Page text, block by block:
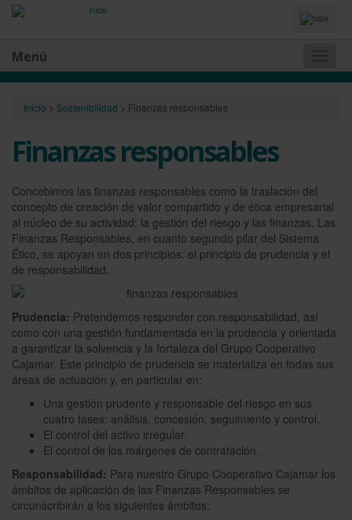
Idiomas
y
Menú
Inicio > Sostenibilidad > Finanzas responsables
Finanzas responsables
Concebimos las finanzas responsables como la traslación del
concepto de creación de valor compartido y de ética empresarial
al núcleo de su actividad: la gestión del riesgo y las finanzas. Las
Finanzas Responsables, en cuanto segundo pilar del Sistema
Ético, se apoyan en dos principios: el principio de prudencia y el
de responsabilidad.
Prudencia: Pretendemos responder con responsabilidad, así
como con una gestión fundamentada en la prudencia y orientada
a garantizar la solvencia y la fortaleza del Grupo Cooperativo
Cajamar. Este principio de prudencia se materializa en todas sus
áreas de actuación y, en particular en:
Una gestión prudente y responsable del riesgo en sus
cuatro fases: análisis, concesión, seguimiento y control.
El control del activo irregular.
El control de los márgenes de contratación.
Responsabilidad: Para nuestro Grupo Cooperativo Cajamar los
ámbitos de aplicación de las Finanzas Responsables se
circunscribirán a los siguientes ámbitos: